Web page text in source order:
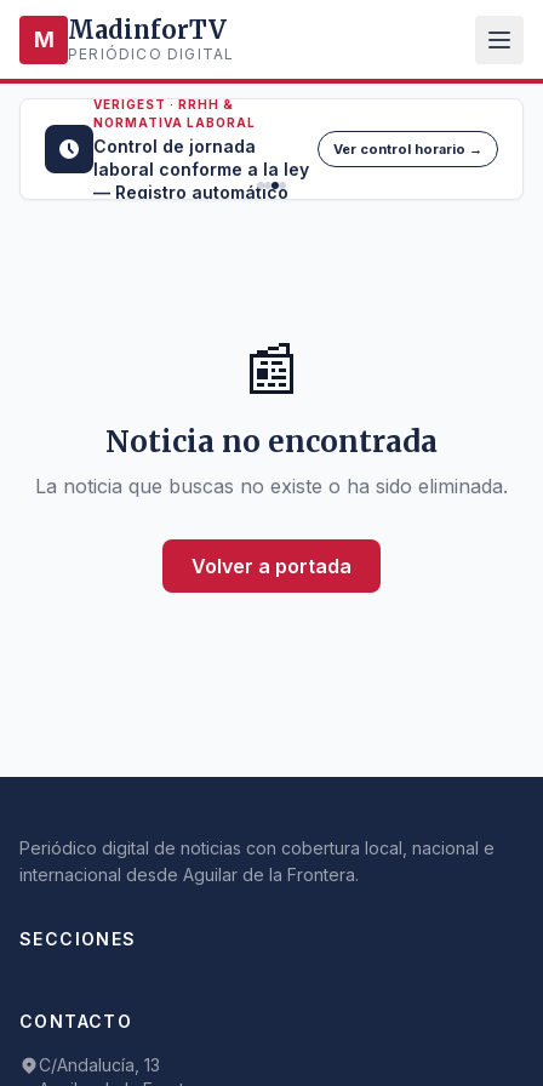
M MadinforTV
PERIÓDICO DIGITAL
VERIGEST · RRHH &
NORMATIVA LABORAL
Control de jornada
laboral conforme a la ley
— Registro automático
Ver control horario →
📰
Noticia no encontrada
La noticia que buscas no existe o ha sido eliminada.
Volver a portada
Periódico digital de noticias con cobertura local, nacional e
internacional desde Aguilar de la Frontera.
SECCIONES
CONTACTO
C/Andalucía, 13